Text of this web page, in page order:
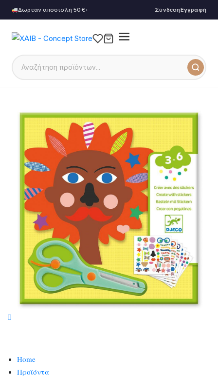
Δωρεάν αποστολή 50€+ ΣύνδεσηΕγγραφή
Home
Προϊόντα